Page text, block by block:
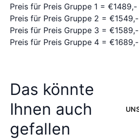
Preis für Preis Gruppe 1 = €1489,-
Preis für Preis Gruppe 2 = €1549,-
Preis für Preis Gruppe 3 = €1589,-
Preis für Preis Gruppe 4 = €1689,-
Das könnte
Ihnen auch
gefallen